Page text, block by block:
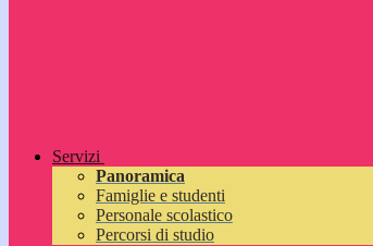
Servizi
Panoramica
Famiglie e studenti
Personale scolastico
Percorsi di studio